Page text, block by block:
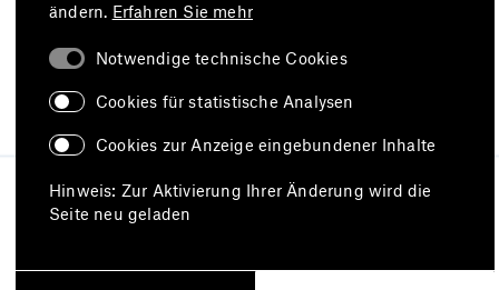
Besuchen Sie auch
Impressum
Datenschutz
Nutzungsbedingungen
Erklärung zur Barrierefreiheit
ändern. Erfahren Sie mehr
Notwendige technische Cookies
Cookies für statistische Analysen
Cookies zur Anzeige eingebundener Inhalte
Hinweis: Zur Aktivierung Ihrer Änderung wird die
Seite neu geladen